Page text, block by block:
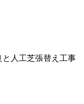
人工芝張替え工事